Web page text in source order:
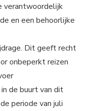
verantwoordelijk
en een behoorlijke
Dit geeft recht
onbeperkt reizen
de buurt van dit
periode van juli